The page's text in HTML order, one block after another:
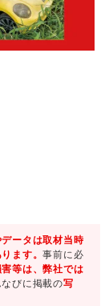
ータは取材当時
ます。事前に必
等は、弊社では
びに掲載の写